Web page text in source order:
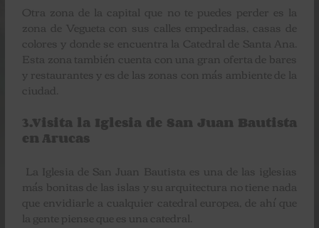
Otra zona de la capital que no te puedes perder es la
zona de Vegueta con sus calles empedradas, casas de
colores y donde se encuentra la Catedral de Santa Ana.
Esta zona también cuenta con una gran oferta de bares
y restaurantes y es de las zonas con más ambiente de la
ciudad.
3.Visita la Iglesia de San Juan Bautista
en Arucas
La Iglesia de San Juan Bautista es una de las iglesias
más bonitas de las islas y su arquitectura no tiene nada
que envidiarle a cualquier catedral europea, de ahí que
la gente piense que es una catedral.